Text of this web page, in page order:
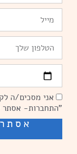
ומשפחה
הסכמהאני מסכים/ה
"התחברות-